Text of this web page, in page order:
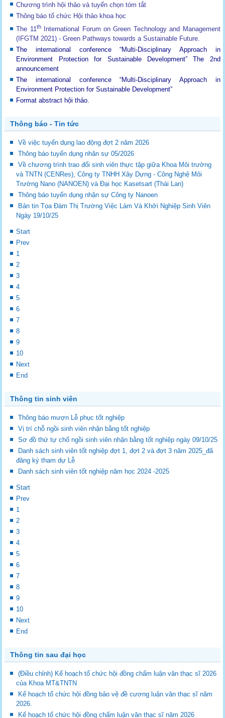
Chương trình hội thảo và tuyển chọn tóm tắt
Thông báo tổ chức Hội thảo khoa học
The 11thInternational Forum on Green Technology and Management
(IFGTM 2021) - Green Pathways towards a Sustainable Future.
The international conference “Multi-Disciplinary Approach in
Environment Protection for Sustainable Development”The 2nd
announcement
The international conference “Multi-Disciplinary Approach in
Environment Protection for Sustainable Development”
Format abstract hội thảo.
Thông báo - Tin tức
Về việc tuyển dụng lao động đợt 2 năm 2026
Thông báo tuyển dụng nhân sự 05/2026
Về chương trình trao đổi sinh viên thực tập giữa Khoa Môi trường
và TNTN (CENRes), Công ty TNHH Xây Dựng - Công Nghệ Môi
Trường Nano (NANOEN) và Đại học Kasetsart (Thái Lan)
Thông báo tuyển dụng nhận sự Công ty Nanoen
Bản tin Tọa Đàm Thị Trường Việc Làm Và Khởi Nghiệp Sinh Viên
Ngày 19/10/25
Start
Prev
1
2
3
4
5
6
7
8
9
10
Next
End
Thông tin sinh viên
Thông báo mượn Lễ phục tốt nghiệp
Vị trí chỗ ngồi sinh viên nhận bằng tốt nghiệp
Sơ đồ thứ tự chổ ngồi sinh viên nhận bằng tốt nghiệp ngày 09/10/25
Danh sách sinh viên tốt nghiệp đợt 1, đợt 2 và đợt 3 năm 2025_đã
đăng ký tham dự Lễ
Danh sách sinh viên tốt nghiệp năm học 2024 -2025
Start
Prev
1
2
3
4
5
6
7
8
9
10
Next
End
Thông tin sau đại học
(Điều chỉnh) Kế hoạch tổ chức hội đồng chấm luận văn thạc sĩ 2026
của Khoa MT&TNTN
Kế hoạch tổ chức hội đồng bảo vệ đề cương luận văn thạc sĩ năm
2026.
Kế hoạch tổ chức hội đồng chấm luận văn thạc sĩ năm 2026